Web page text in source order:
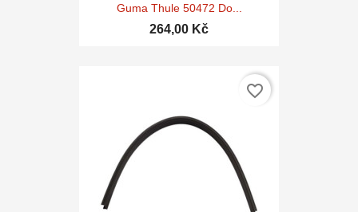
Guma Thule 50472 Do...
264,00 Kč
favorite_border